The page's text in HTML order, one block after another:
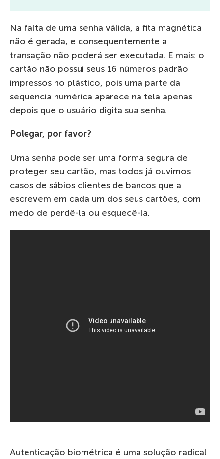
Na falta de uma senha válida, a fita magnética
não é gerada, e consequentemente a
transação não poderá ser executada. E mais: o
cartão não possui seus 16 números padrão
impressos no plástico, pois uma parte da
sequencia numérica aparece na tela apenas
depois que o usuário digita sua senha.
Polegar, por favor?
Uma senha pode ser uma forma segura de
proteger seu cartão, mas todos já ouvimos
casos de sábios clientes de bancos que a
escrevem em cada um dos seus cartões, com
medo de perdê-la ou esquecê-la.
Autenticação biométrica é uma solução radical